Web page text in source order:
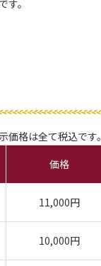
す。
格は全て税込です。
価格
11,000円
10,000円